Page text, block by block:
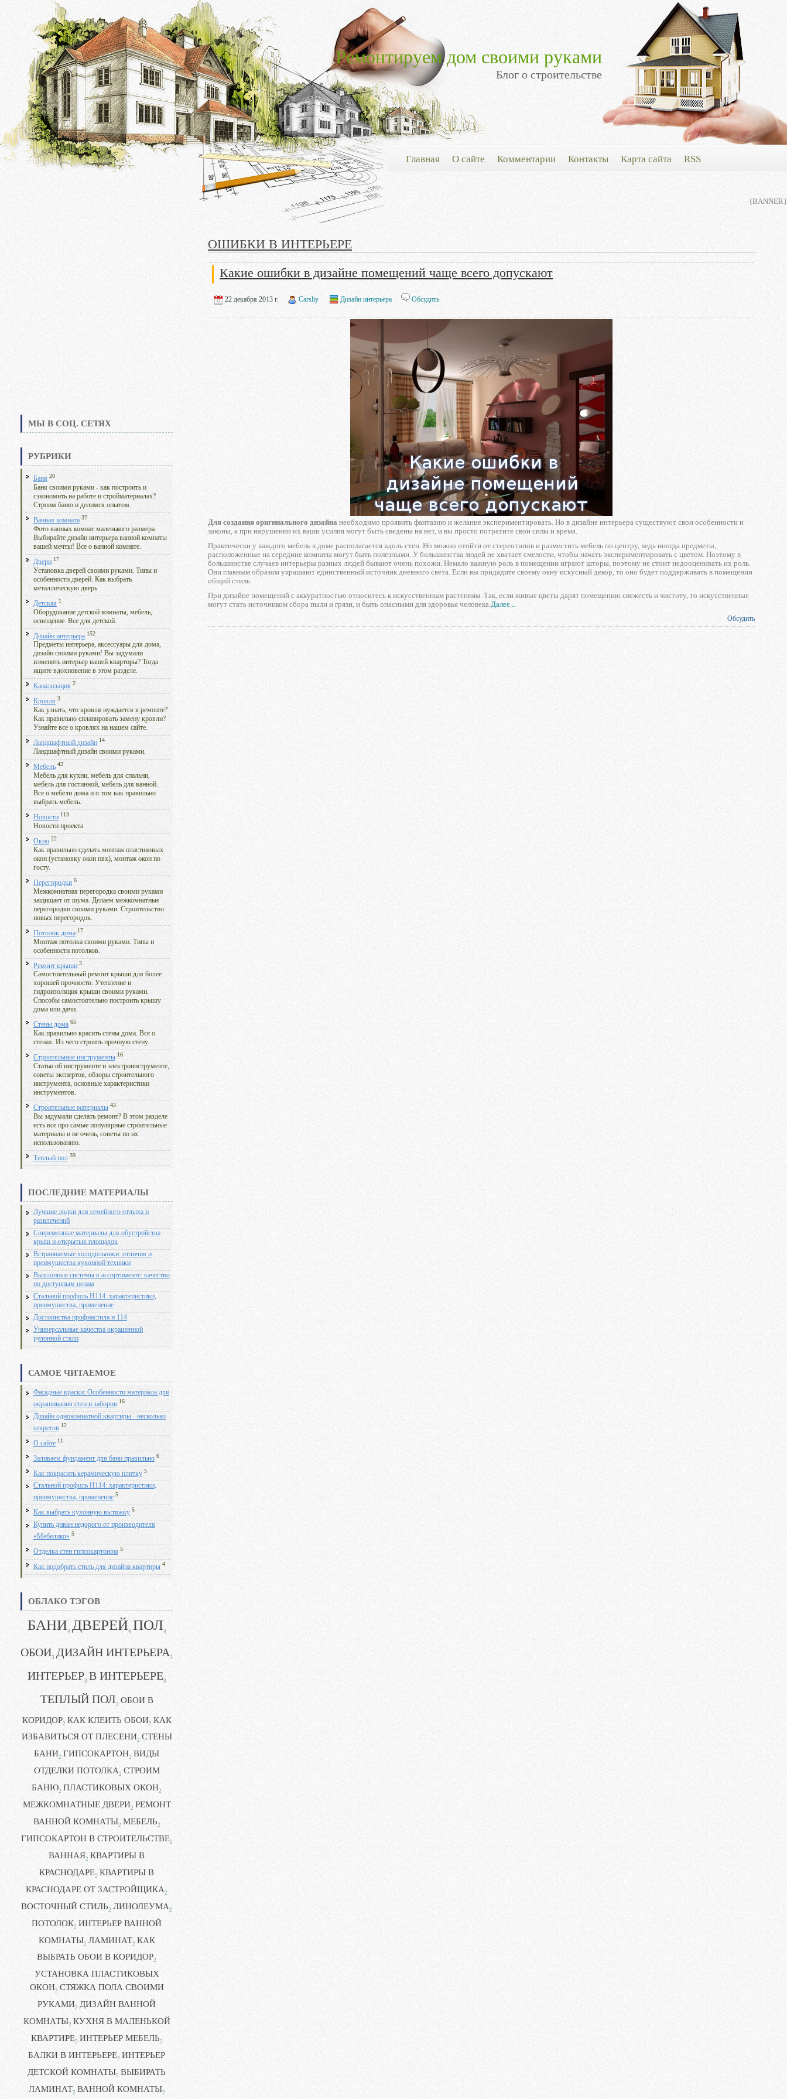
Ремонтируем дом своими руками
Блог о строительстве
Главная О сайте Комментарии Контакты Карта сайта RSS
{BANNER}
МЫ В СОЦ. СЕТЯХ
РУБРИКИ
Баня 20
Баня своими руками - как построить и
сэкономить на работе и стройматериалах?
Строим баню и делимся опытом.
Ванная комната 37
Фото ванных комнат маленького размера.
Выбирайте дизайн интерьера ванной комнаты
вашей мечты! Все о ванной комнате.
Двери 17
Установка дверей своими руками. Типы и
особенности дверей. Как выбрать
металлическую дверь.
Детская 1
Оборудование детской комнаты, мебель,
освещение. Все для детской.
Дизайн интерьера 152
Предметы интерьера, аксессуары для дома,
дизайн своими руками! Вы задумали
изменить интерьер вашей квартиры? Тогда
ищите вдохновение в этом разделе.
Канализация 2
Кровля 3
Как узнать, что кровля нуждается в ремонте?
Как правильно спланировать замену кровли?
Узнайте все о кровлях на нашем сайте.
Ландшафтный дизайн 14
Ландшафтный дизайн своими руками.
Мебель 42
Мебель для кухни, мебель для спальни,
мебель для гостинной, мебель для ванной.
Все о мебели дома и о том как правильно
выбрать мебель.
Новости 113
Новости проекта
Окно 22
Как правильно сделать монтаж пластиковых
окон (установку окон пвх), монтаж окон по
госту.
Перегородки 6
Межкомнатная перегородка своими руками
защищает от шума. Делаем межкомнатные
перегородки своими руками. Строительство
новых перегородок.
Потолок дома 17
Монтаж потолка своими руками. Типы и
особенности потолков.
Ремонт крыши 3
Самостоятельный ремонт крыши для более
хорошей прочности. Утепление и
гидроизоляция крыши своими руками.
Способы самостоятельно построить крышу
дома или дачи.
Стены дома 65
Как правильно красить стены дома. Все о
стенах. Из чего строить прочную стену.
Строительные инструменты 16
Статьи об инструменте и электроинструменте,
советы экспертов, обзоры строительного
инструмента, основные характеристики
инструментов.
Строительные материалы 43
Вы задумали сделать ремонт? В этом разделе
есть все про самые популярные строительные
материалы и не очень, советы по их
использованию.
Теплый пол 39
ПОСЛЕДНИЕ МАТЕРИАЛЫ
Лучшие лодки для семейного отдыха и
развлечений
Современные материалы для обустройства
крыш и открытых площадок
Встраиваемые холодильники: отличия и
преимущества кухонной техники
Выхлопные системы в ассортименте: качество
по доступным ценам
Стальной профиль Н114: характеристики,
преимущества, применение
Достоинства профнастила н 114
Универсальные качества окрашенной
рулонной стали
САМОЕ ЧИТАЕМОЕ
Фасадные краски: Особенности материала для
окрашивания стен и заборов 16
Дизайн однокомнатной квартиры - несколько
секретов 12
О сайте 11
Заливаем фундамент для бани правильно 6
Как покрасить керамическую плитку 5
Стальной профиль Н114: характеристики,
преимущества, применение 5
Как выбрать кухонную вытяжку 5
Купить диван недорого от производителя
«Мебелико» 5
Отделка стен гипсокартоном 5
Как подобрать стиль для дизайна квартиры 4
ОБЛАКО ТЭГОВ
БАНИ4 ДВЕРЕЙ4 ПОЛ4
ОБОИ3 ДИЗАЙН ИНТЕРЬЕРА3
ИНТЕРЬЕР3 В ИНТЕРЬЕРЕ3
ТЕПЛЫЙ ПОЛ3 ОБОИ В
КОРИДОР2 КАК КЛЕИТЬ ОБОИ2 КАК
ИЗБАВИТЬСЯ ОТ ПЛЕСЕНИ2 СТЕНЫ
БАНИ2 ГИПСОКАРТОН2 ВИДЫ
ОТДЕЛКИ ПОТОЛКА2 СТРОИМ
БАНЮ2 ПЛАСТИКОВЫХ ОКОН2
МЕЖКОМНАТНЫЕ ДВЕРИ2 РЕМОНТ
ВАННОЙ КОМНАТЫ2 МЕБЕЛЬ2
ГИПСОКАРТОН В СТРОИТЕЛЬСТВЕ2
ВАННАЯ2 КВАРТИРЫ В
КРАСНОДАРЕ2 КВАРТИРЫ В
КРАСНОДАРЕ ОТ ЗАСТРОЙЩИКА2
ВОСТОЧНЫЙ СТИЛЬ2 ЛИНОЛЕУМА2
ПОТОЛОК2 ИНТЕРЬЕР ВАННОЙ
КОМНАТЫ2 ЛАМИНАТ2 КАК
ВЫБРАТЬ ОБОИ В КОРИДОР2
УСТАНОВКА ПЛАСТИКОВЫХ
ОКОН2 СТЯЖКА ПОЛА СВОИМИ
РУКАМИ2 ДИЗАЙН ВАННОЙ
КОМНАТЫ2 КУХНЯ В МАЛЕНЬКОЙ
КВАРТИРЕ2 ИНТЕРЬЕР МЕБЕЛЬ2
БАЛКИ В ИНТЕРЬЕРЕ2 ИНТЕРЬЕР
ДЕТСКОЙ КОМНАТЫ2 ВЫБИРАТЬ
ЛАМИНАТ2 ВАННОЙ КОМНАТЫ2
ОШИБКИ В ИНТЕРЬЕРЕ
Какие ошибки в дизайне помещений чаще всего допускают
22 декабря 2013 г. Carsliy Дизайн интерьера Обсудить
Для создания оригинального дизайна необходимо проявить фантазию и желание экспериментировать. Но в дизайне интерьера существуют свои особенности и
законы, а при нарушении их ваши усилия могут быть сведены на нет, и вы просто потратите свои силы и время.
Практически у каждого мебель в доме располагается вдоль стен. Но можно отойти от стереотипов и разместить мебель по центру, ведь иногда предметы,
расположенные на середине комнаты могут быть полезными. У большинства людей не хватает смелости, чтобы начать экспериментировать с цветом. Поэтому в
большинстве случаев интерьеры разных людей бывают очень похожи. Немало важную роль в помещении играют шторы, поэтому не стоит недооценивать их роль.
Они главным образом украшают единственный источник дневного света. Если вы придадите своему окну искусный декор, то оно будет поддерживать в помещении
общий стиль.
При дизайне помещений с аккуратностью относитесь к искусственным растениям. Так, если живые цветы дарят помещению свежесть и чистоту, то искусственные
могут стать источником сбора пыли и грязи, и быть опасными для здоровья человека.Далее...
Обсудить